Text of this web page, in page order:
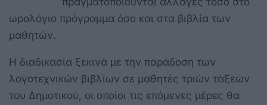
ωρολόγιο πρόγραμμα όσο και στα βιβλία των
μαθητών.
Η διαδικασία ξεκινά με την παράδοση των
λογοτεχνικών βιβλίων σε μαθητές τριών τάξεων
του Δημοτικού, οι οποίοι τις επόμενες μέρες θα